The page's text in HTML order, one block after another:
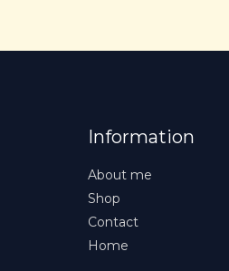
Information
About me
Shop
Contact
Home